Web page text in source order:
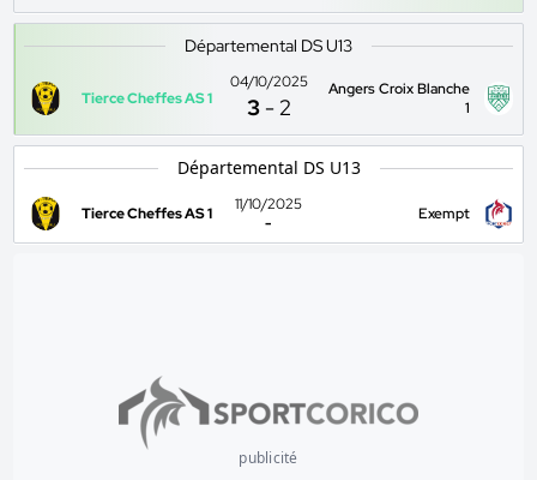
Départemental DS U13
Tierce Cheffes AS 1
04/10/2025
3 -2
Angers Croix Blanche
1
Départemental DS U13
Tierce Cheffes AS 1
11/10/2025
-
Exempt
publicité